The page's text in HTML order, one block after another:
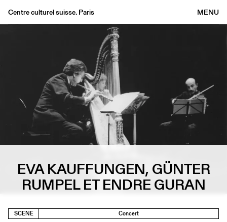
MENU
Centre culturel suisse. Paris
Medias
Publications
FR/EN
EVA KAUFFUNGEN, GÜNTER
RUMPEL ET ENDRE GURAN
SCENE Concert